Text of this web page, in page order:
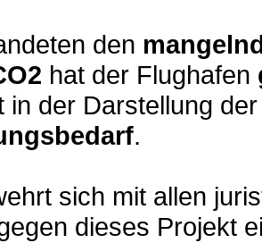
den
hat der Flughafen
in der Darstellung
.
sich mit allen
dieses Projekt